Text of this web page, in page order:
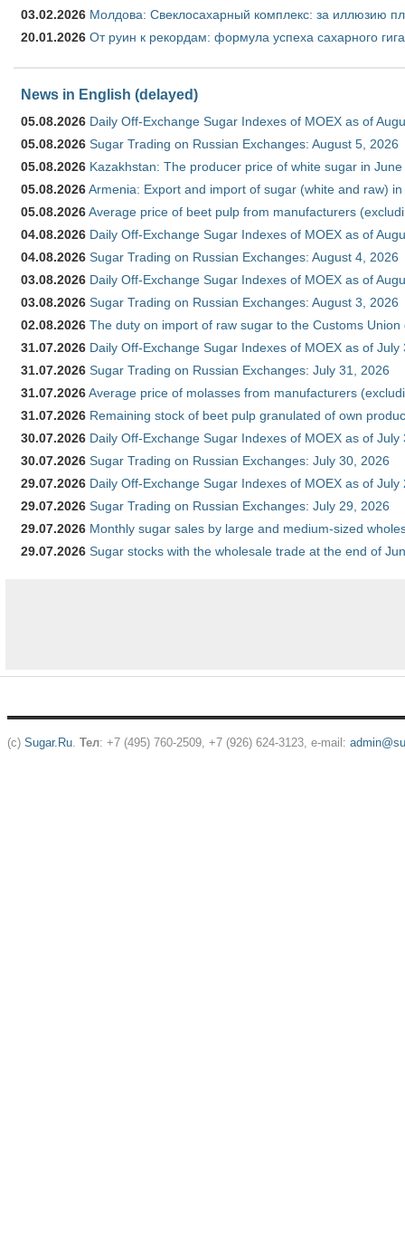
03.02.2026 Молдова: Свеклосахарный комплекс: за иллюзию
20.01.2026 От руин к рекордам: формула успеха сахарного
News in English (delayed)
05.08.2026 Daily Off-Exchange Sugar Indexes of MOEX as of
05.08.2026 Sugar Trading on Russian Exchanges: August 5, 2026
05.08.2026 Kazakhstan: The producer price of white sugar in
05.08.2026Armenia: Export and import of sugar (white and raw)
05.08.2026Average price of beet pulp from manufacturers
04.08.2026 Daily Off-Exchange Sugar Indexes of MOEX as of
04.08.2026 Sugar Trading on Russian Exchanges: August 4, 2026
03.08.2026 Daily Off-Exchange Sugar Indexes of MOEX as of
03.08.2026 Sugar Trading on Russian Exchanges: August 3, 2026
02.08.2026 The duty on import of raw sugar to the Customs
31.07.2026 Daily Off-Exchange Sugar Indexes of MOEX as of July
31.07.2026 Sugar Trading on Russian Exchanges: July 31, 2026
31.07.2026Average price of molasses from manufacturers
31.07.2026 Remaining stock of beet pulp granulated of own
30.07.2026 Daily Off-Exchange Sugar Indexes of MOEX as of July
30.07.2026 Sugar Trading on Russian Exchanges: July 30, 2026
29.07.2026 Daily Off-Exchange Sugar Indexes of MOEX as of July
29.07.2026 Sugar Trading on Russian Exchanges: July 29, 2026
29.07.2026 Monthly sugar sales by large and medium-sized
29.07.2026 Sugar stocks with the wholesale trade at the end of
(c) Sugar.Ru. Тел: +7 (495) 760-2509, +7 (926) 624-3123, e-mail: